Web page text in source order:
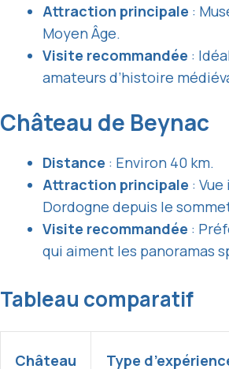
Attraction principale :
Moyen Âge.
Visite recommandée :
amateurs d’histoire
Château de Beynac
Distance : Environ 40 km.
Attraction principale :
Dordogne depuis le
Visite recommandée :
qui aiment les panoramas
Tableau comparatif
Château Type